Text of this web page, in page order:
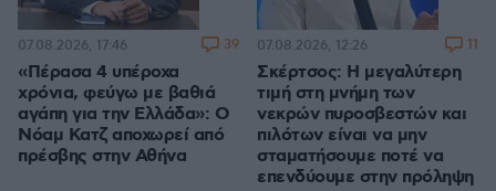
«Πέρασα 4 υπέροχα
χρόνια, φεύγω με βαθιά
αγάπη για την Ελλάδα»: Ο
Νόαμ Κατζ αποχωρεί από
πρέσβης στην Αθήνα
07.08.2026, 17:46 39
Σκέρτσος: Η μεγαλύτερη
τιμή στη μνήμη των
νεκρών πυροσβεστών και
πιλότων είναι να μην
σταματήσουμε ποτέ να
επενδύουμε στην πρόληψη
07.08.2026, 12:26 11